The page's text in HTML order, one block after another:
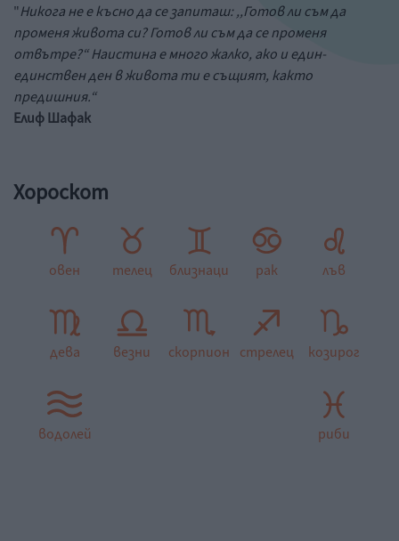
"Никога не е късно да се запиташ: ,,Готов ли съм да
променя живота си? Готов ли съм да се променя
отвътре?“ Наистина е много жалко, ако и един-
единствен ден в живота ти е същият, както
предишния.“
Елиф Шафак
Хороскот
овен телец близнаци рак лъв
дева везни скорпион стрелец козирог
водолей риби